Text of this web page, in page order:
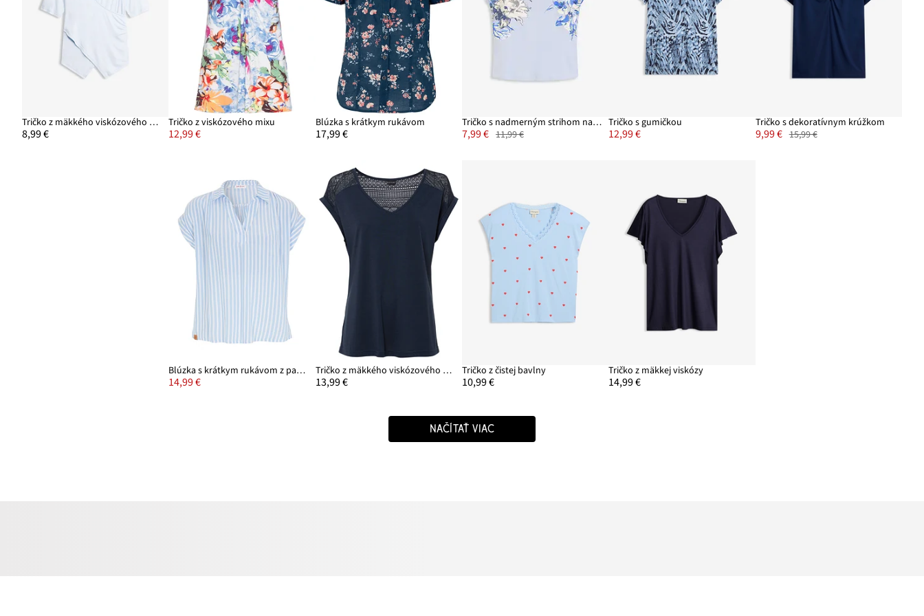
Tričko z mäkkého viskózového mixu
8,99 €
Tričko z viskózového mixu
12,99 €
Blúzka s krátkym rukávom
17,99 €
Tričko s nadmerným strihom na pleciach
7,99 € 11,99 €
Tričko s gumičkou
12,99 €
Tričko s dekoratívnym krúžkom
9,99 € 15,99 €
Blúzka s krátkym rukávom z padavej viskózy
14,99 €
Tričko z mäkkého viskózového mixu
13,99 €
Tričko z čistej bavlny
10,99 €
Tričko z mäkkej viskózy
14,99 €
NAČÍTAŤ VIAC